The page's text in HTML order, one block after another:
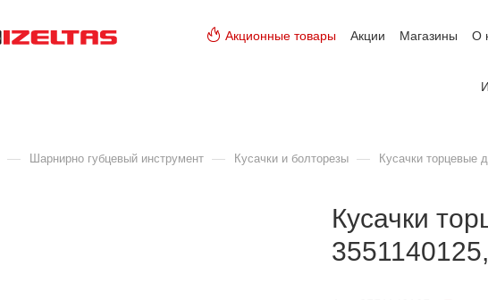
Акционные товары Акции Магазины О
— Шарнирно губцевый инструмент — Кусачки и болторезы — Кусачки торцевые
Кусачки